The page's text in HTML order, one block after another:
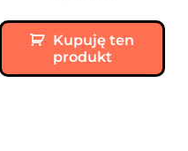
Kupuję ten
produkt